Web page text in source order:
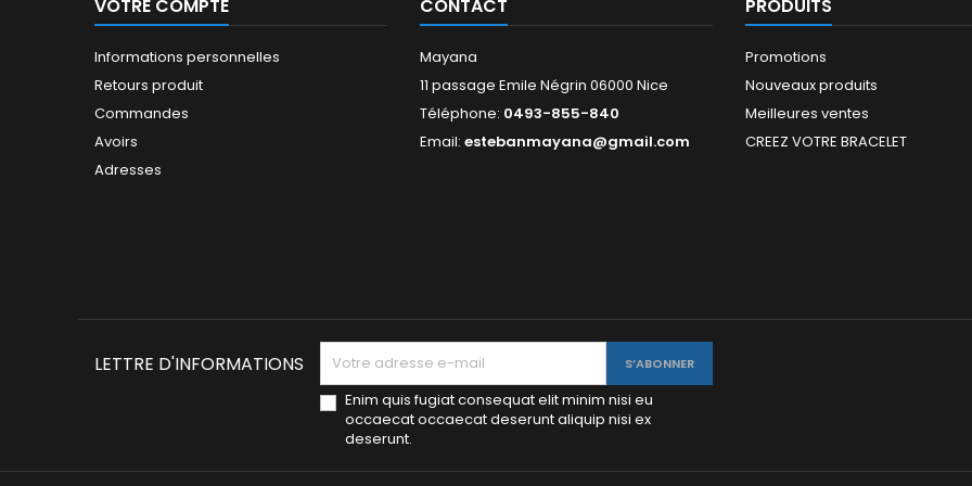
VOTRE COMPTE
Informations personnelles
Retours produit
Commandes
Avoirs
Adresses
CONTACT
Mayana
11 passage Emile Négrin 06000 Nice
Téléphone: 0493-855-840
Email: estebanmayana@gmail.com
PRODUITS
Promotions
Nouveaux produits
Meilleures ventes
CREEZ VOTRE BRACELET
LETTRE D'INFORMATIONS
Enim quis fugiat consequat elit minim nisi eu
occaecat occaecat deserunt aliquip nisi ex
deserunt.